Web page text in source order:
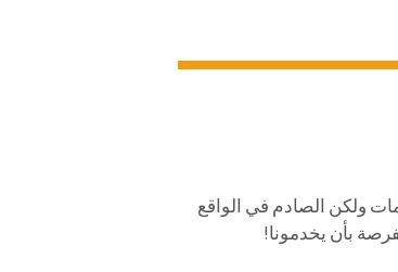
ولكن الصادم في الواقع
بأن يخدمونا!